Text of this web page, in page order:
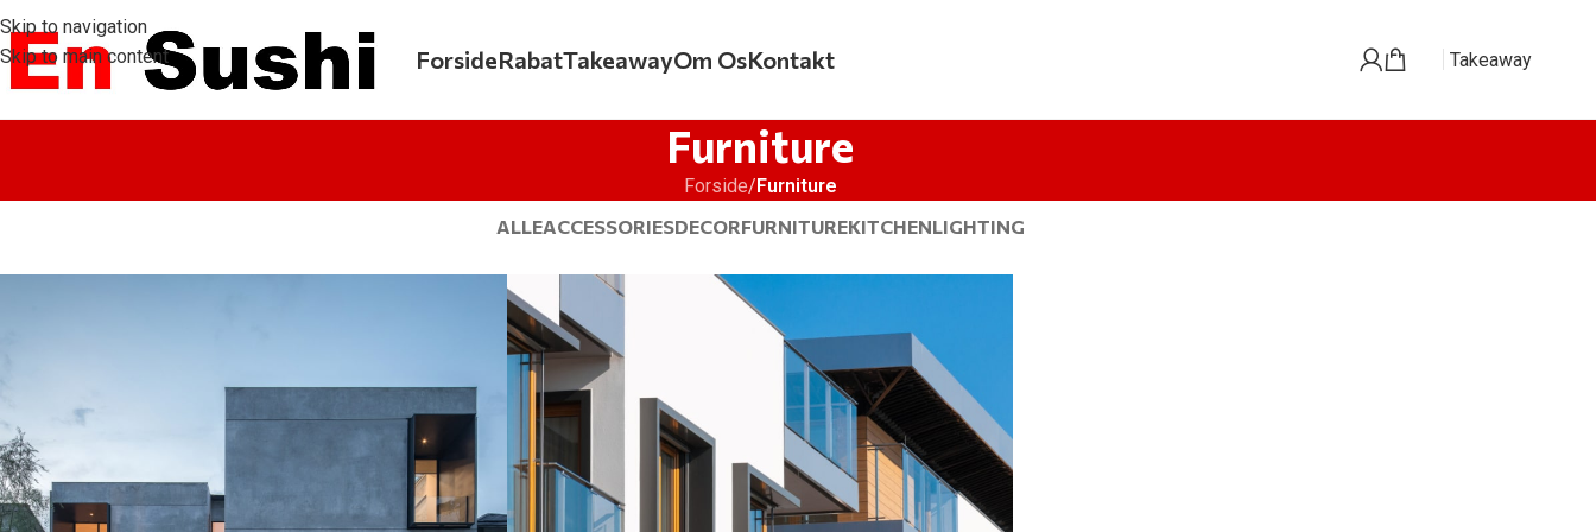
Skip to navigation
Skip to main content
ForsideRabatTakeawayOm OsKontakt Takeaway
Furniture
Forside/Furniture
ALLEACCESSORIESDECORFURNITUREKITCHENLIGHTING